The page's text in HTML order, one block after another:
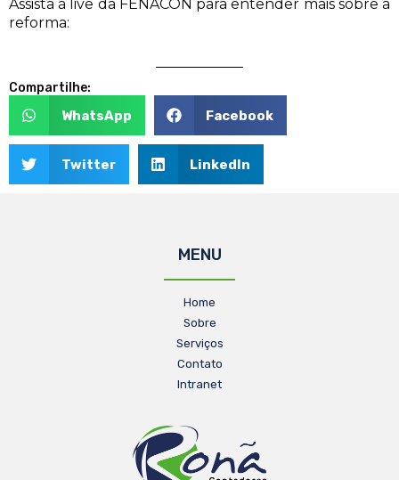
Assista à live da FENACON para entender mais sobre a
reforma:
Compartilhe:
WhatsApp Facebook
Twitter LinkedIn
MENU
Home
Sobre
Serviços
Contato
Intranet